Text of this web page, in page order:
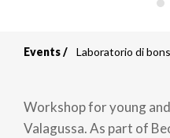
Events Laboratorio di
Workshop for young
Valagussa. As part of